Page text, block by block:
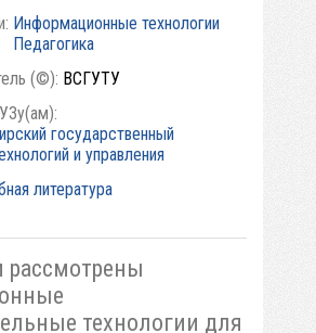
Информационные технологии
Педагогика
(©): ВСГУТУ
государственный
и управления
литература
рассмотрены
технологии для